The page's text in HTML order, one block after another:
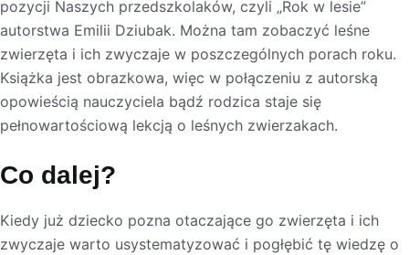
pozycji Naszych przedszkolaków, czyli „Rok w lesie”
autorstwa Emilii Dziubak. Można tam zobaczyć leśne
zwierzęta i ich zwyczaje w poszczególnych porach roku.
Książka jest obrazkowa, więc w połączeniu z autorską
opowieścią nauczyciela bądź rodzica staje się
pełnowartościową lekcją o leśnych zwierzakach.
Co dalej?
Kiedy już dziecko pozna otaczające go zwierzęta i ich
zwyczaje warto usystematyzować i pogłębić tę wiedzę o